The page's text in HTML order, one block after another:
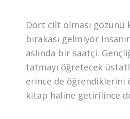
Dört cilt olması gözünü
bırakası gelmiyor
aslında bir saatçi.
tatmayı öğretecek
erince de öğrendiklerini
kitap haline getirilince